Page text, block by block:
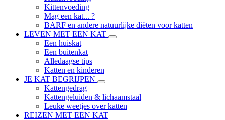
Kittenvoeding
Mag een kat... ?
BARF en andere natuurlijke diëten voor katten
LEVEN MET EEN KAT
Een huiskat
Een buitenkat
Alledaagse tips
Katten en kinderen
JE KAT BEGRIJPEN
Kattengedrag
Kattengeluiden & lichaamstaal
Leuke weetjes over katten
REIZEN MET EEN KAT